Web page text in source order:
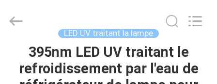
MAISON
Syochi
Electronics
LED UV traitant la lampe
395nm LED UV traitant le
refroidissement par l'eau de